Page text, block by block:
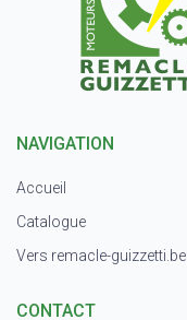
NAVIGATION
Accueil
Catalogue
Vers remacle-guizzetti.be
CONTACT